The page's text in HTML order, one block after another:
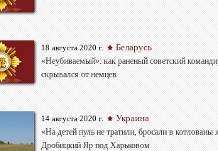
18 августа 2020 г. Беларусь
«Неубиваемый»: как раненый советский
скрывался от немцев
14 августа 2020 г. Украина
«На детей пуль не тратили, бросали в
Дробицкий Яр под Харьковом